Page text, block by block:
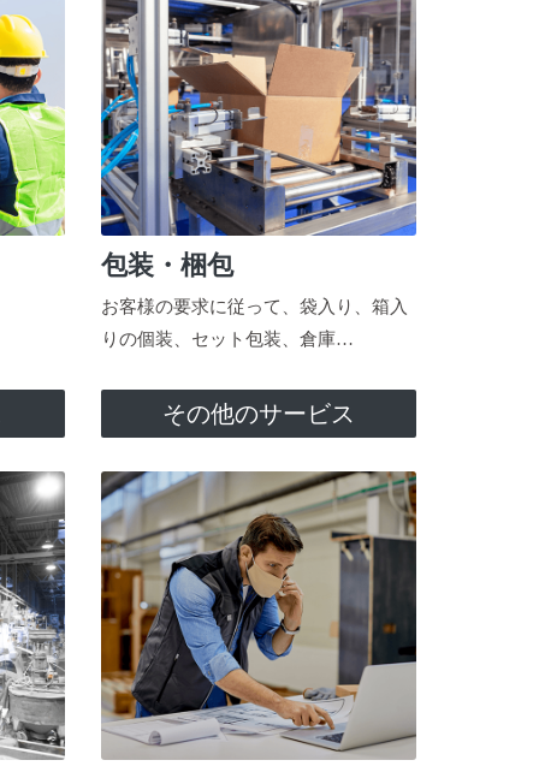
包装・梱包
お客様の要求に従って、袋入り、箱入
りの個装、セット包装、倉庫…
その他のサービス